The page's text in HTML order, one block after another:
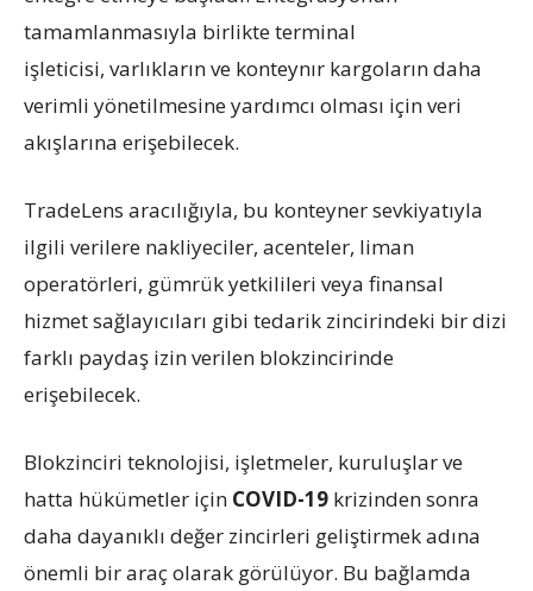
tamamlanmasıyla birlikte terminal
işleticisi, varlıkların ve konteynır kargoların daha
verimli yönetilmesine yardımcı olması için veri
akışlarına erişebilecek.
TradeLens aracılığıyla, bu konteyner sevkiyatıyla
ilgili verilere nakliyeciler, acenteler, liman
operatörleri, gümrük yetkilileri veya finansal
hizmet sağlayıcıları gibi tedarik zincirindeki bir dizi
farklı paydaş izin verilen blokzincirinde
erişebilecek.
Blokzinciri teknolojisi, işletmeler, kuruluşlar ve
hatta hükümetler için COVID-19 krizinden sonra
daha dayanıklı değer zincirleri geliştirmek adına
önemli bir araç olarak görülüyor. Bu bağlamda